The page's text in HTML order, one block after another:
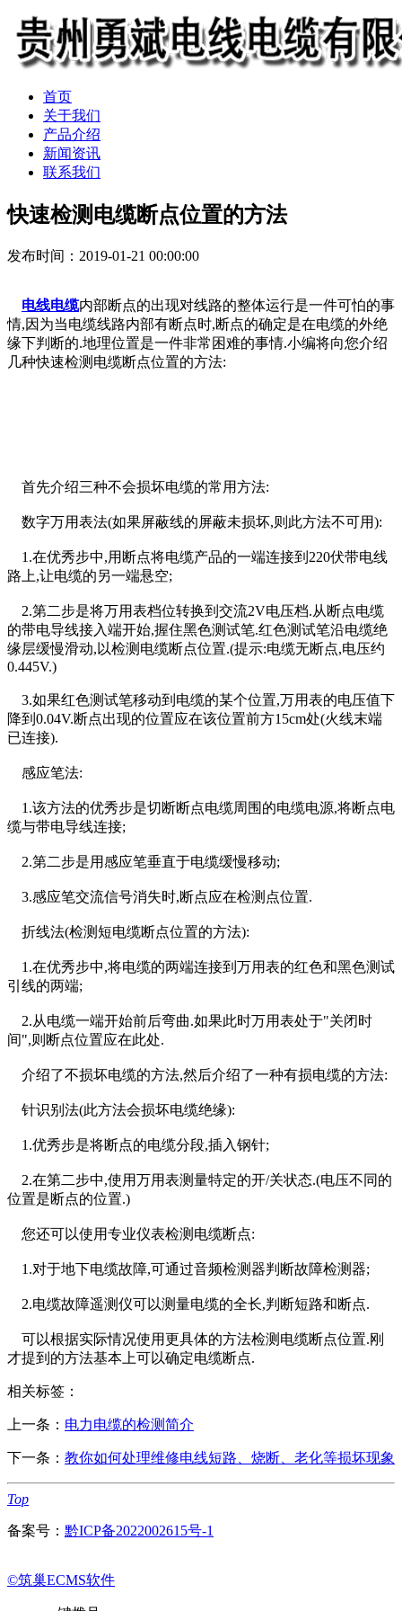
首页
关于我们
产品介绍
新闻资讯
联系我们
快速检测电缆断点位置的方法
发布时间：2019-01-21 00:00:00
电线电缆内部断点的出现对线路的整体运行是一件可怕的事
情,因为当电缆线路内部有断点时,断点的确定是在电缆的外绝
缘下判断的.地理位置是一件非常困难的事情.小编将向您介绍
几种快速检测电缆断点位置的方法:
首先介绍三种不会损坏电缆的常用方法:
数字万用表法(如果屏蔽线的屏蔽未损坏,则此方法不可用):
1.在优秀步中,用断点将电缆产品的一端连接到220伏带电线
路上,让电缆的另一端悬空;
2.第二步是将万用表档位转换到交流2V电压档.从断点电缆
的带电导线接入端开始,握住黑色测试笔.红色测试笔沿电缆绝
缘层缓慢滑动,以检测电缆断点位置.(提示:电缆无断点,电压约
0.445V.)
3.如果红色测试笔移动到电缆的某个位置,万用表的电压值下
降到0.04V.断点出现的位置应在该位置前方15cm处(火线末端
已连接).
感应笔法:
1.该方法的优秀步是切断断点电缆周围的电缆电源,将断点电
缆与带电导线连接;
2.第二步是用感应笔垂直于电缆缓慢移动;
3.感应笔交流信号消失时,断点应在检测点位置.
折线法(检测短电缆断点位置的方法):
1.在优秀步中,将电缆的两端连接到万用表的红色和黑色测试
引线的两端;
2.从电缆一端开始前后弯曲.如果此时万用表处于"关闭时
间",则断点位置应在此处.
介绍了不损坏电缆的方法,然后介绍了一种有损电缆的方法:
针识别法(此方法会损坏电缆绝缘):
1.优秀步是将断点的电缆分段,插入钢针;
2.在第二步中,使用万用表测量特定的开/关状态.(电压不同的
位置是断点的位置.)
您还可以使用专业仪表检测电缆断点:
1.对于地下电缆故障,可通过音频检测器判断故障检测器;
2.电缆故障遥测仪可以测量电缆的全长,判断短路和断点.
可以根据实际情况使用更具体的方法检测电缆断点位置.刚
才提到的方法基本上可以确定电缆断点.
相关标签：
上一条： 电力电缆的检测简介
下一条： 教你如何处理维修电线短路、烧断、老化等损坏现象
Top
备案号： 黔ICP备2022002615号-1
©筑巢ECMS软件